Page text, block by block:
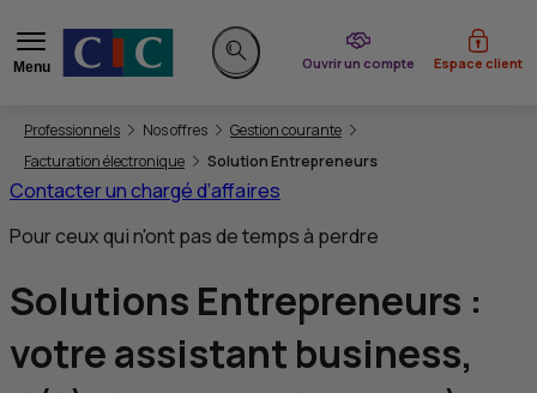
Menu
Rechercher sur le site
Ouvrir un compte
du CIC Espace client
Vous êtes ici:
Professionnels Nos offres
Gestion courante
Facturation électronique
Solution Entrepreneurs
Contacter un chargé d’affaires
Pour ceux qui n'ont pas de temps à perdre
Solutions Entrepreneurs :
votre assistant business,